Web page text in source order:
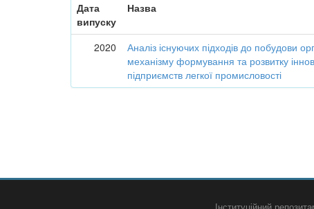
Дата
випуску
Назва
2020
Аналіз існуючих підходів до побудови
механізму формування та розвитку
підприємств легкої промисловості